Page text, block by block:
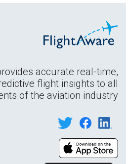
accurate real-time,
flight insights to all
of the aviation industry.